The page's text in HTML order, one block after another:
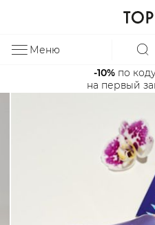
Меню
-10% по
на первый